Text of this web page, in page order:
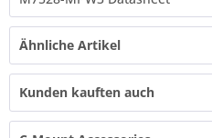
Ähnliche Artikel
Kunden kauften auch